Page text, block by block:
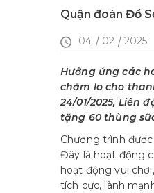
Quận đoàn Đồ
04 02 2025
Hưởng ứng các
chăm lo cho
24/01/2025, Liên
tặng 60 thùng
Chương trình
Đây là hoạt động
hoạt động vui
tích cực, lành